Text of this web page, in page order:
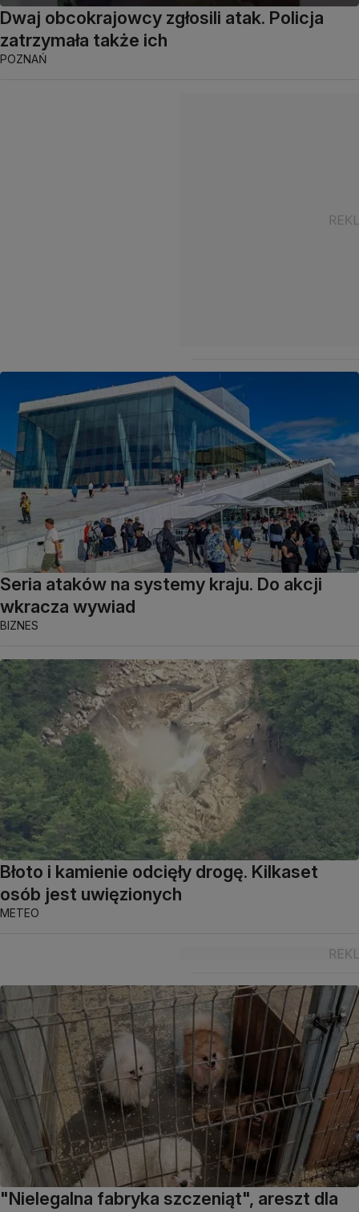
Dwaj obcokrajowcy zgłosili atak. Policja
zatrzymała także ich
POZNAŃ
Seria ataków na systemy kraju. Do akcji
wkracza wywiad
BIZNES
Błoto i kamienie odcięły drogę. Kilkaset
osób jest uwięzionych
METEO
"Nielegalna fabryka szczeniąt", areszt dla